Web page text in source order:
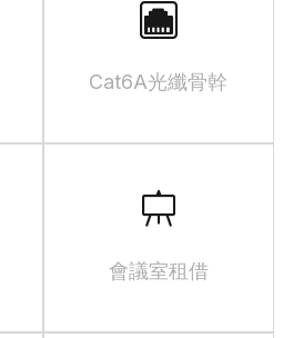
Cat6A光纖骨幹
會議室租借